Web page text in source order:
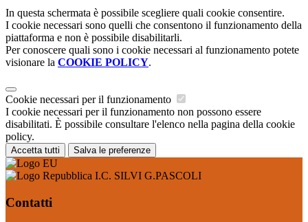
In questa schermata è possibile scegliere quali cookie consentire.
I cookie necessari sono quelli che consentono il funzionamento della
piattaforma e non è possibile disabilitarli.
Per conoscere quali sono i cookie necessari al funzionamento potete
visionare la COOKIE POLICY.
Cookie necessari per il funzionamento
I cookie necessari per il funzionamento non possono essere
disabilitati. È possibile consultare l'elenco nella pagina della cookie
policy.
Accetta tutti Salva le preferenze
I.C. SILVI G.PASCOLI
Contatti